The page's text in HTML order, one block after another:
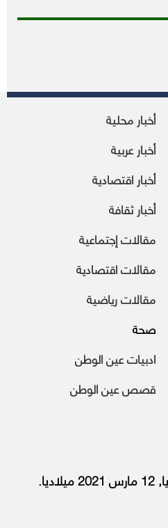
أخبار محلية
أخبار عربية
أخبار اقتصادية
أخبار ثقافة
مقالات إجتماعية
مقالات اقتصادية
مقالات رياضية
صحة
ادبيات عين الوطن
قصص عين الوطن